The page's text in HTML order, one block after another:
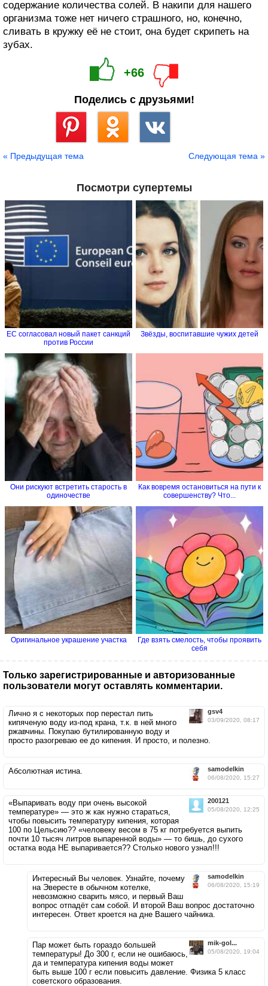
содержание количества солей. В накипи для нашего
организма тоже нет ничего страшного, но, конечно,
сливать в кружку её не стоит, она будет скрипеть на
зубах.
+66
Поделись с друзьями!
« Предыдущая тема Следующая тема »
Посмотри супертемы
ЕС согласовал новый пакет санкций
против России
Звёзды, воспитавшие чужих детей
Они рискуют встретить старость в
одиночестве
Как вовремя остановиться на пути к
совершенству? Что...
Оригинальное украшение участка
Где взять смелость, чтобы проявить
себя
Только зарегистрированные и авторизованные
пользователи могут оставлять комментарии.
gsv4
03/09/2020, 08:17
Лично я с некоторых пор перестал пить
кипяченую воду из-под крана, т.к. в ней много
ржавчины. Покупаю бутилированную воду и
просто разогреваю ее до кипения. И просто, и полезно.
samodelkin
06/08/2020, 15:27
Абсолютная истина.
200121
05/08/2020, 12:25
«Выпаривать воду при очень высокой
температуре» — это ж как нужно стараться,
чтобы повысить температуру кипения, которая
100 по Цельсию?? «человеку весом в 75 кг потребуется выпить
почти 10 тысяч литров выпаренной воды» — то бишь, до сухого
остатка вода НЕ выпаривается?? Столько нового узнал!!!
samodelkin
06/08/2020, 15:19
Интересный Вы человек. Узнайте, почему
на Эвересте в обычном котелке,
невозможно сварить мясо, и первый Ваш
вопрос отпадёт сам собой. И второй Ваш вопрос достаточно
интересен. Ответ кроется на дне Вашего чайника.
mik-gol...
05/08/2020, 19:04
Пар может быть гораздо большей
температуры! До 300 г, если не ошибаюсь,
да и температура кипения воды может
быть выше 100 г если повысить давление. Физика 5 класс
советского образования.